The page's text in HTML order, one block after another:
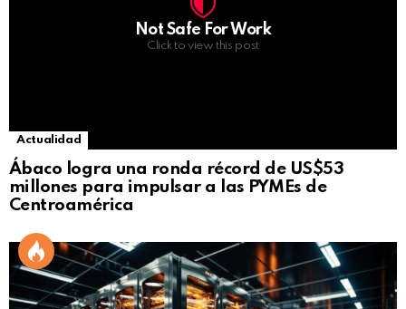
Not Safe For Work
Click to view this post
Actualidad
Ábaco logra una ronda récord de US$53
millones para impulsar a las PYMEs de
Centroamérica